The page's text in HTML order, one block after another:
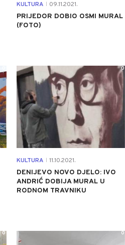
KULTURA 09.11.2021.
PRIJEDOR DOBIO OSMI MURAL
(FOTO)
KULTURA 11.10.2021.
DENIJEVO NOVO DJELO: IVO
ANDRIĆ DOBIJA MURAL U
RODNOM TRAVNIKU
0
0 0